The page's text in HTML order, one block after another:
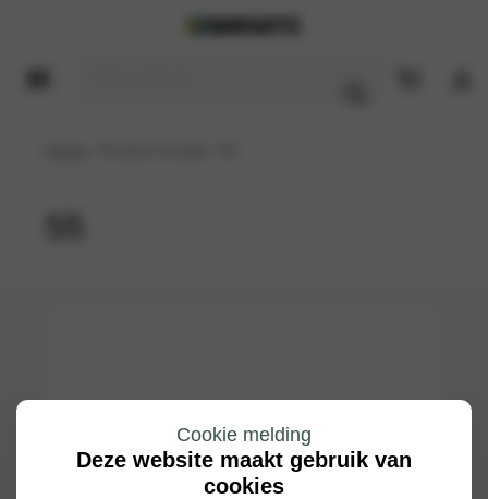
Cookie melding
Deze website maakt gebruik van
cookies